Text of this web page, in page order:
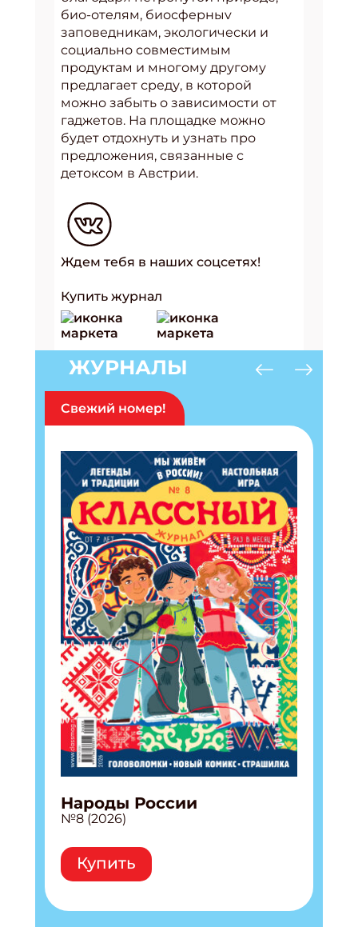
био-отелям, биосферныv
заповедникам, экологически и
социально совместимым
продуктам и многому другому
предлагает среду, в которой
можно забыть о зависимости от
гаджетов. На площадке можно
будет отдохнуть и узнать про
предложения, связанные с
детоксом в Австрии.
Ждем тебя в наших соцсетях!
Купить журнал
ЖУРНАЛЫ
Свежий номер!
Народы России
№8 (2026)
Купить